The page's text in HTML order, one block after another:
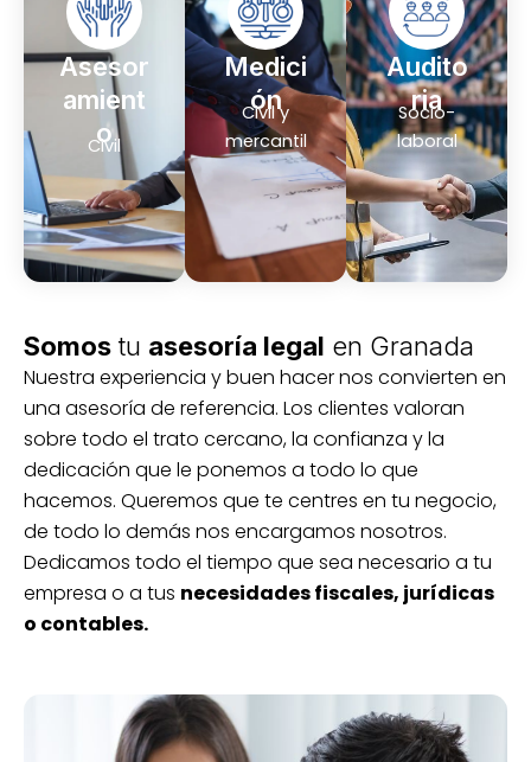
Asesor
amient
o
Civil
Medici
ón
Civil y
mercantil
Audito
ria
Socio-
laboral
Somostu asesoría legal en Granada
Nuestra experiencia y buen hacer nos convierten en
una asesoría de referencia. Los clientes valoran
sobre todo el trato cercano, la confianza y la
dedicación que le ponemos a todo lo que
hacemos. Queremos que te centres en tu negocio,
de todo lo demás nos encargamos nosotros.
Dedicamos todo el tiempo que sea necesario a tu
empresa o a tus necesidades fiscales, jurídicas
o contables.